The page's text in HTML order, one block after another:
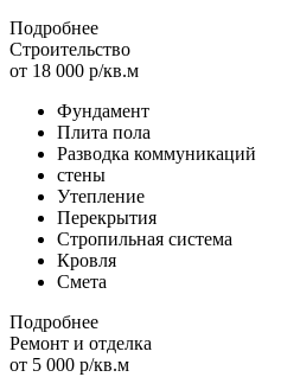
Подробнее
Строительство
от 18 000 р/кв.м
Фундамент
Плита пола
Разводка коммуникаций
стены
Утепление
Перекрытия
Стропильная система
Кровля
Смета
Подробнее
Ремонт и отделка
от 5 000 р/кв.м